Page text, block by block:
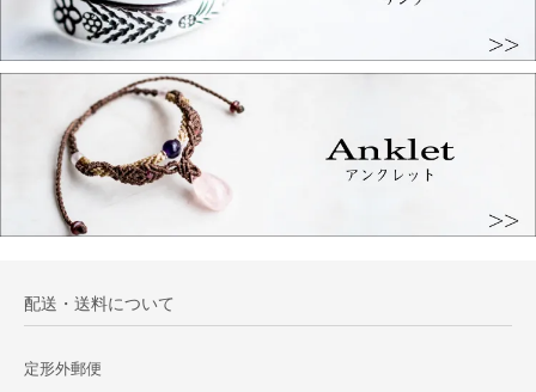
配送・送料について
定形外郵便